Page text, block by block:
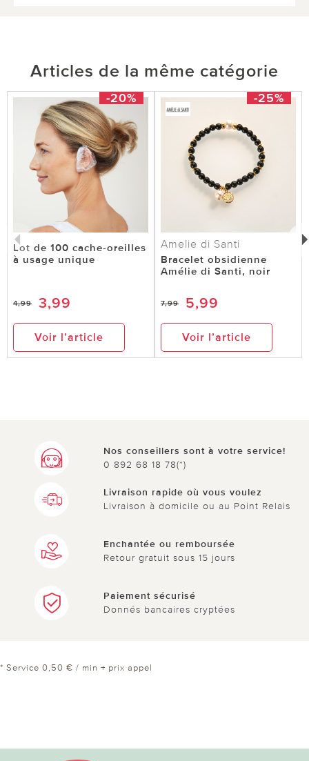
Articles de la même catégorie
-20%
Lot de 100 cache-oreilles
à usage unique
4,99 3,99
Voir l’article
-25%
Amelie di Santi
Bracelet obsidienne
Amélie di Santi, noir
7,99 5,99
Voir l’article
Nos conseillers sont à votre service!
0 892 68 18 78(*)
Livraison rapide où vous voulez
Livraison à domicile ou au Point Relais
Enchantée ou remboursée
Retour gratuit sous 15 jours
Paiement sécurisé
Donnés bancaires cryptées
* Service 0,50 € / min + prix appel